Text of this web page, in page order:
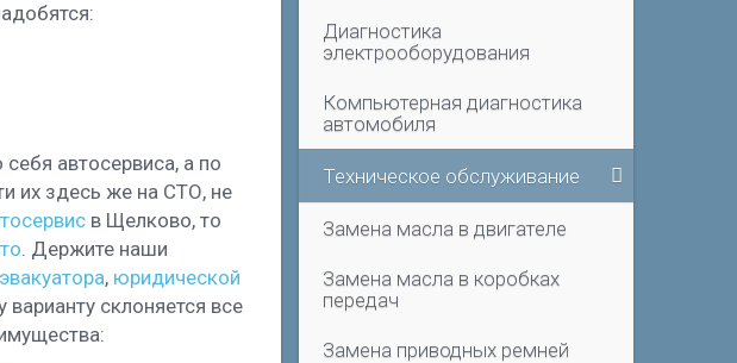
автосервиса, а по
их здесь же на СТО, не
в Щелково, то
. Держите наши
эвакуатора, юридической
варианту склоняется все
Диагностика
электрооборудования
Компьютерная диагностика
автомобиля
Техническое обслуживание
Замена масла в двигателе
Замена масла в коробках
передач
Замена приводных ремней